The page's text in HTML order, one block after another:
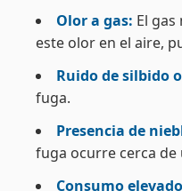
Olor a gas: El
este olor en el aire,
Ruido de silbido
fuga.
Presencia de
fuga ocurre cerca
Consumo